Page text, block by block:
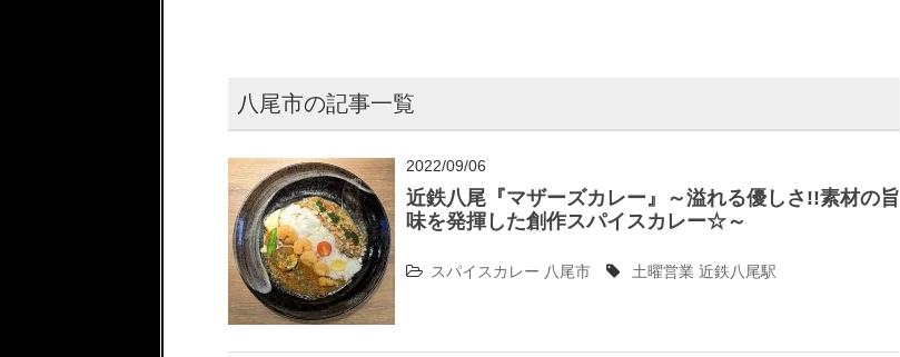
八尾市の記事一覧
2022/09/06
近鉄八尾『マザーズカレー』～溢れる優しさ!!素材の旨
味を発揮した創作スパイスカレー☆～
スパイスカレー 八尾市 土曜営業 近鉄八尾駅